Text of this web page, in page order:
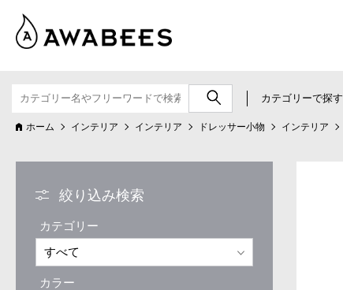
カテゴリーで探す
ホーム インテリア インテリア ドレッサー小物 インテリア
絞り込み検索
カテゴリー
カラー